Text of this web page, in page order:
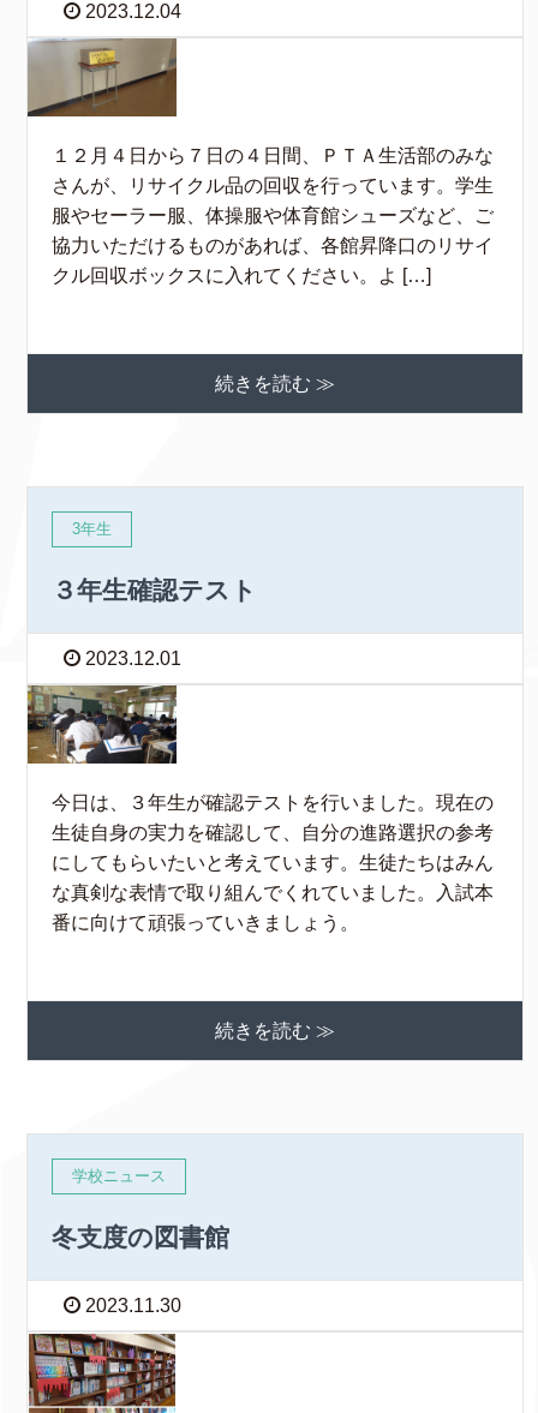
2023.12.04
１２月４日から７日の４日間、ＰＴＡ生活部のみな
さんが、リサイクル品の回収を行っています。学生
服やセーラー服、体操服や体育館シューズなど、ご
協力いただけるものがあれば、各館昇降口のリサイ
クル回収ボックスに入れてください。よ […]
続きを読む ≫
3年生
３年生確認テスト
2023.12.01
今日は、３年生が確認テストを行いました。現在の
生徒自身の実力を確認して、自分の進路選択の参考
にしてもらいたいと考えています。生徒たちはみん
な真剣な表情で取り組んでくれていました。入試本
番に向けて頑張っていきましょう。
続きを読む ≫
学校ニュース
冬支度の図書館
2023.11.30